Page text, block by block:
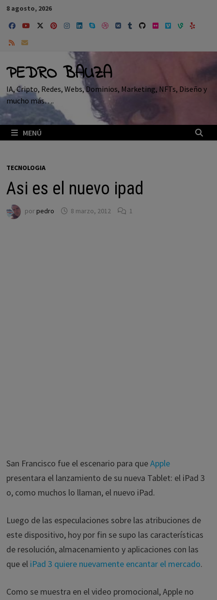
Saltar
contenido
8 agosto, 2026
PEDRO BAUZA
IA, Cripto, Redes, Webs, Dominios, Marketing, NFTs, Diseño y
mucho más….
MENÚ
TECNOLOGIA
Asi es el nuevo ipad
porpedro 8 marzo, 2012 1
San Francisco fue el escenario para queApple
presentara el lanzamiento de su nueva Tablet: el iPad 3
o, como muchos lo llaman, el nuevo iPad.
Luego de las especulaciones sobre las atribuciones de
este dispositivo, hoy por fin se supo las características
de resolución, almacenamiento y aplicaciones con las
que el iPad 3 quiere nuevamente encantar el mercado.
Como se muestra en el video promocional, Apple no